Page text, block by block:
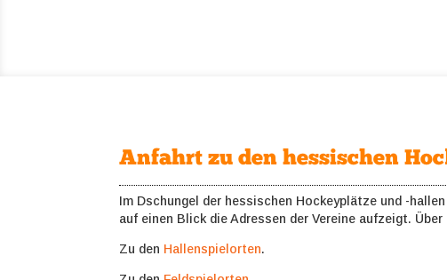
Anfahrt zu den hessischen
Im Dschungel der hessischen Hockeyplätze und -
auf einen Blick die Adressen der Vereine aufzeigt.
Zu den Hallenspielorten.